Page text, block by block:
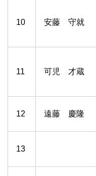
10 安藤 守就
11 可児 才蔵
12 遠藤 慶隆
13